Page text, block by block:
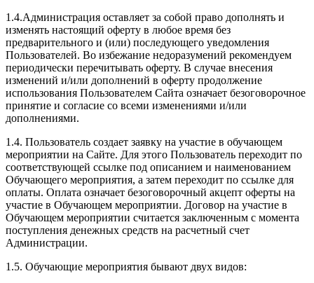
1.4.Администрация оставляет за собой право дополнять и
изменять настоящий оферту в любое время без
предварительного и (или) последующего уведомления
Пользователей. Во избежание недоразумений рекомендуем
периодически перечитывать оферту. В случае внесения
изменений и/или дополнений в оферту продолжение
использования Пользователем Сайта означает безоговорочное
принятие и согласие со всеми изменениями и/или
дополнениями.
1.4. Пользователь создает заявку на участие в обучающем
мероприятии на Сайте. Для этого Пользователь переходит по
соответствующей ссылке под описанием и наименованием
Обучающего мероприятия, а затем переходит по ссылке для
оплаты. Оплата означает безоговорочный акцепт оферты на
участие в Обучающем мероприятии. Договор на участие в
Обучающем мероприятии считается заключенным с момента
поступления денежных средств на расчетный счет
Администрации.
1.5. Обучающие мероприятия бывают двух видов: